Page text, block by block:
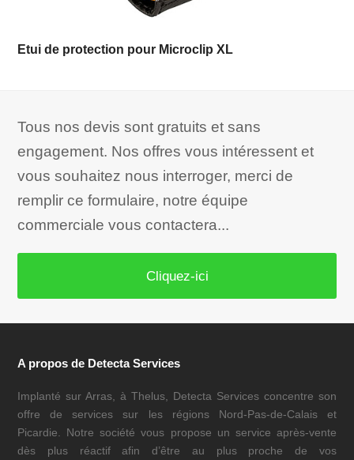
Etui de protection pour Microclip XL
Tous nos devis sont gratuits et sans
engagement. Nos offres vous intéressent et
vous souhaitez nous interroger, merci de
remplir ce formulaire, notre équipe
commerciale vous contactera...
Cliquez-ici
A propos de Detecta Services
Implanté sur Arras, à Thelus, Detecta Services concentre son
offre de services sur les régions Nord-Pas-de-Calais et
Picardie. Notre société vous propose un service après-vente
dès plus réactif afin d’être au plus proche de vos